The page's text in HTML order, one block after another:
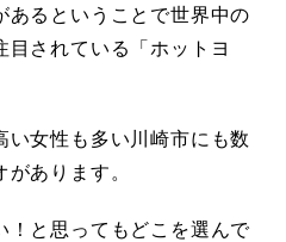
あるということで世界中の
されている「ホットヨ
女性も多い川崎市にも数
あります。
！と思ってもどこを選んで